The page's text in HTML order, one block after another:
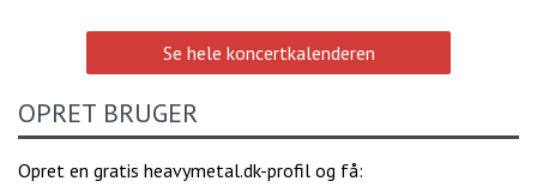
Se hele koncertkalenderen
OPRET BRUGER
Opret en gratis heavymetal.dk-profil og få: